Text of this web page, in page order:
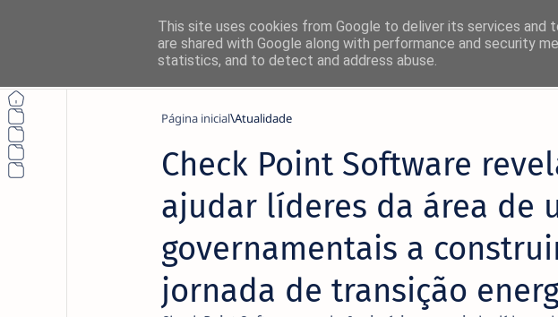
Não perca nada! 🚀
Siga o NetThings nas suas plataformas favoritas:
News Facebook
Instagram Twitter/X
Página inicial Atualidade
Check Point Software
ajudar líderes da área de
governamentais a
jornada de transição
This site uses cookies from Google to deliver its services and
are shared with Google along with performance and security
statistics, and to detect and address abuse.